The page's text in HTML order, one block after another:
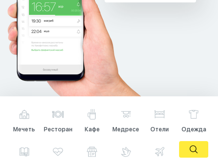
Мечеть Ресторан Кафе Медресе Отели Одежда